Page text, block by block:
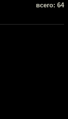
всего: 64